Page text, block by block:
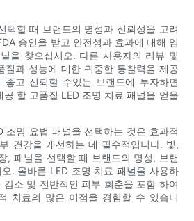
택할 때 브랜드의 명성과 신뢰성을 고려
승인을 받고 안전성과 효과에 대해 임
을 찾으십시오. 다른 사용자의 리뷰 및
질과 성능에 대한 귀중한 통찰력을 제공
고 신뢰할 수있는 브랜드에 투자하면
할 고품질 LED 조명 치료 패널을 얻을
조명 요법 패널을 선택하는 것은 효과적
건강을 개선하는 데 필수적입니다. 빛,
, 패널을 선택할 때 브랜드의 명성, 브랜
. 올바른 LED 조명 치료 패널을 사용하
소 및 전반적인 피부 회춘을 포함 하여
치료의 많은 이점을 경험할 수 있습니